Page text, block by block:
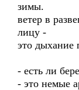
зимы.
ветер в
лицу -
это дыхание
- есть ли
- это немые